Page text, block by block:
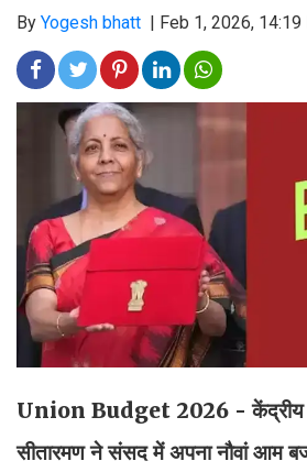
By Yogesh bhatt Feb 1, 2026, 14:19
Union Budget 2026 - केंद्रीय
सीतारमण ने संसद में अपना नौवां आम